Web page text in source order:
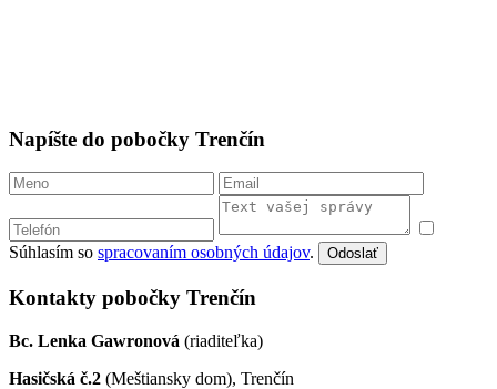
Napíšte do pobočky Trenčín
Súhlasím so spracovaním osobných údajov. Odoslať
Kontakty pobočky Trenčín
Bc. Lenka Gawronová (riaditeľka)
Hasičská č.2 (Meštiansky dom), Trenčín